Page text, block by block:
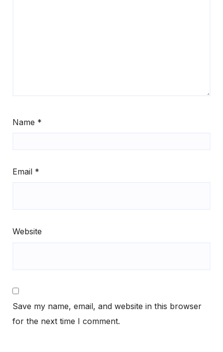
Name *
Email *
Website
Save my name, email, and website in this browser
for the next time I comment.